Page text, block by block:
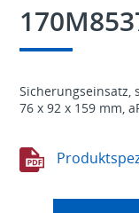
Sicherungseinsatz,
76 x 92 x 159 mm,